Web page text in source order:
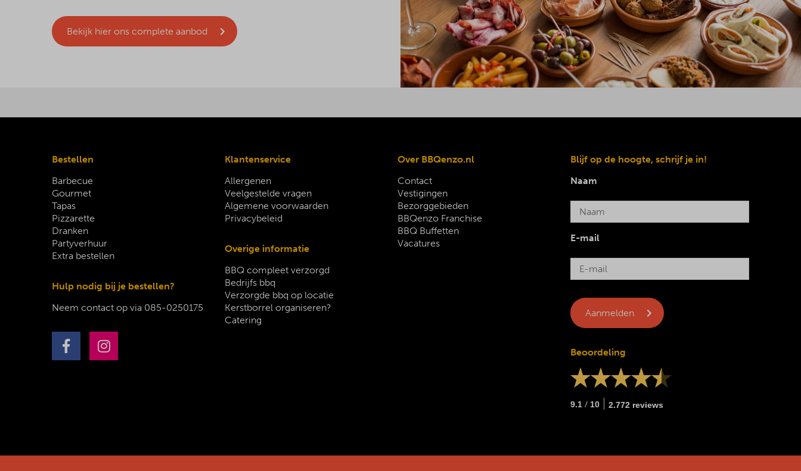
Bekijk hier ons complete aanbod
Bestellen
Barbecue
Gourmet
Tapas
Pizzarette
Dranken
Partyverhuur
Extra bestellen
Hulp nodig bij je bestellen?
Neem contact op via 085-0250175
Klantenservice
Allergenen
Veelgestelde vragen
Algemene voorwaarden
Privacybeleid
Overige informatie
BBQ compleet verzorgd
Bedrijfs bbq
Verzorgde bbq op locatie
Kerstborrel organiseren?
Catering
Over BBQenzo.nl
Contact
Vestigingen
Bezorggebieden
BBQenzo Franchise
BBQ Buffetten
Vacatures
Blijf op de hoogte, schrijf je in!
Naam
E-mail
Beoordeling
9.1 / 10 2.772 reviews